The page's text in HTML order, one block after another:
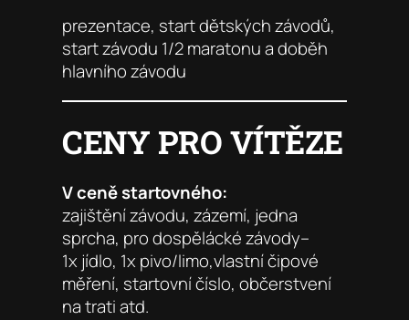
prezentace, start dětských závodů,
start závodu 1/2 maratonu a doběh
hlavního závodu
CENY PRO VÍTĚZE
V ceně startovného:
zajištění závodu, zázemí, jedna
sprcha, pro dospělácké závody–
1x jídlo, 1x pivo/limo,vlastní čipové
měření, startovní číslo, občerstvení
na trati atd.